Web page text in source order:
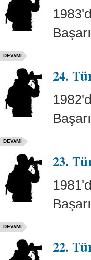
DEVAMI
24.
DEVAMI
23.
DEVAMI
22.